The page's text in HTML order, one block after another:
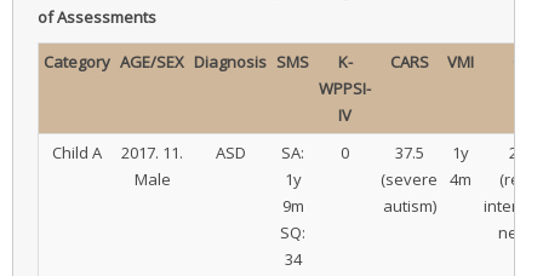
of Assessments
Category AGE/SEX Diagnosis SMS
K-
WPPSI-
IV
CARS VMI
Child A
2017. 11.
Male
ASD
SA:
1y
9m
SQ:
34
0
37.5
(severe
autism)
1y
4m
20-